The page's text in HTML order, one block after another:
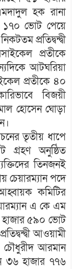
হক রানা
১৭০ ভোট পেয়ে
প্রতিদ্বন্দ্বী
প্রতীকে
আটঘরিয়া
প্রতীকে ৪০
বিজয়ী
হোসেন ঘোড়া
তৃতীয় ধাপে
গ্রহণ অনুষ্ঠিত
তিনজনই
চেয়ারম্যান পদে
কমিটির
এ কে এম
হাজার ৫৯০ ভোট
আওয়ামী
আরমান
৩৬ হাজার ৭৭৬